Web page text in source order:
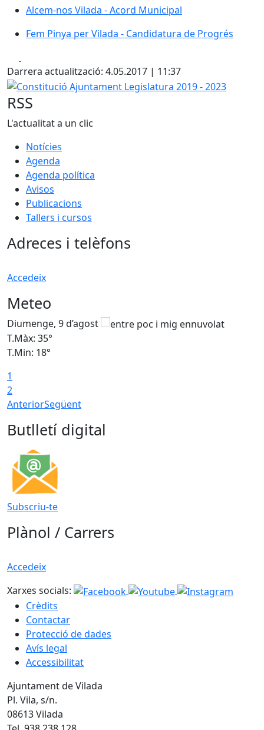
Alcem-nos Vilada - Acord Municipal
Fem Pinya per Vilada - Candidatura de Progrés
Darrera actualització: 4.05.2017 | 11:37
Constitució Ajuntament Legislatura 2019 - 2023
RSS
L'actualitat a un clic
Notícies
Agenda
Agenda política
Avisos
Publicacions
Tallers i cursos
Adreces i telèfons
Accedeix
Meteo
Diumenge, 9 d’agost
T.Màx: 35°
T.Min: 18°
1
2
AnteriorSegüent
Butlletí digital
Subscriu-te
Plànol / Carrers
Accedeix
Xarxes socials:
Crèdits
Contactar
Protecció de dades
Avís legal
Accessibilitat
Ajuntament de Vilada
Pl. Vila, s/n.
08613 Vilada